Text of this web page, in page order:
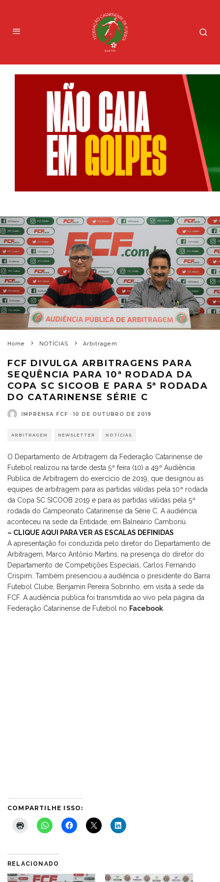
Home NOTÍCIAS Arbitragem
FCF DIVULGA ARBITRAGENS PARA
SEQUÊNCIA PARA 10ª RODADA DA
COPA SC SICOOB E PARA 5ª RODADA
DO CATARINENSE SÉRIE C
IMPRENSA FCF · 10 DE OUTUBRO DE 2019
ARBITRAGEM NEWSLETTER NOTÍCIAS
O Departamento de Arbitragem da Federação Catarinense de
Futebol realizou na tarde desta 5ª feira (10) a 49ª Audiência
Pública de Arbitragem do exercício de 2019, que designou as
equipes de arbitragem para as partidas válidas pela 10ª rodada
da Copa SC SICOOB 2019 e para as partidas válidas pela 5ª
rodada do Campeonato Catarinense da Série C. A audiência
aconteceu na sede da Entidade, em Balneário Camboriú.
– CLIQUE AQUI PARA VER AS ESCALAS DEFINIDAS
A apresentação foi conduzida pelo diretor do Departamento de
Arbitragem, Marco Antônio Martins, na presença do diretor do
Departamento de Competições Especiais, Carlos Fernando
Crispim. Também presenciou a audiência o presidente do Barra
Futebol Clube, Benjamin Pereira Sobrinho, em visita à sede da
FCF. A audiência pública foi transmitida ao vivo pela página da
Federação Catarinense de Futebol no Facebook
COMPARTILHE ISSO:
RELACIONADO